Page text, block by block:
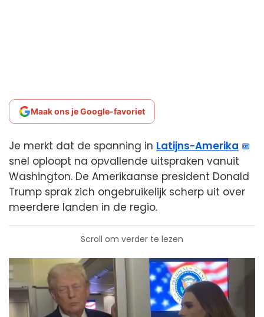
Maak ons je Google-favoriet
Je merkt dat de spanning in Latijns-Amerika
snel oploopt na opvallende uitspraken vanuit
Washington. De Amerikaanse president Donald
Trump sprak zich ongebruikelijk scherp uit over
meerdere landen in de regio.
Scroll om verder te lezen